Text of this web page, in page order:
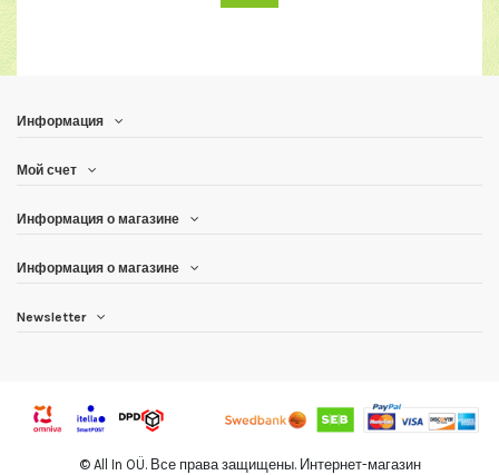
Информация
Мой счет
Информация о магазине
Информация о магазине
Newsletter
© All In OÜ. Все права защищены. Интернет-магазин